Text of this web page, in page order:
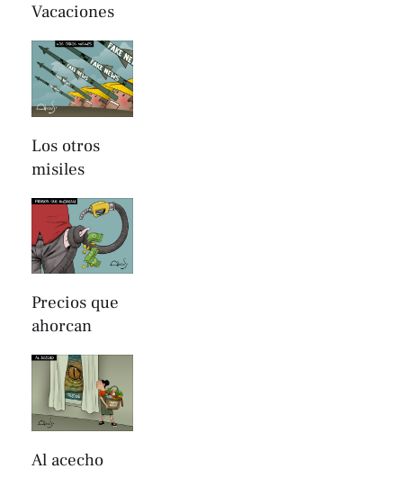
Vacaciones
Los otros
misiles
Precios que
ahorcan
Al acecho